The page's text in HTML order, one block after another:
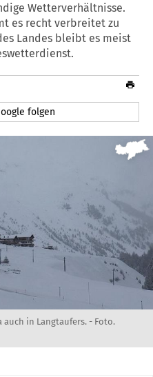
Wetterverhältnisse.
es recht verbreitet zu
Landes bleibt es meist
folgen
auch in Langtaufers. - Foto.